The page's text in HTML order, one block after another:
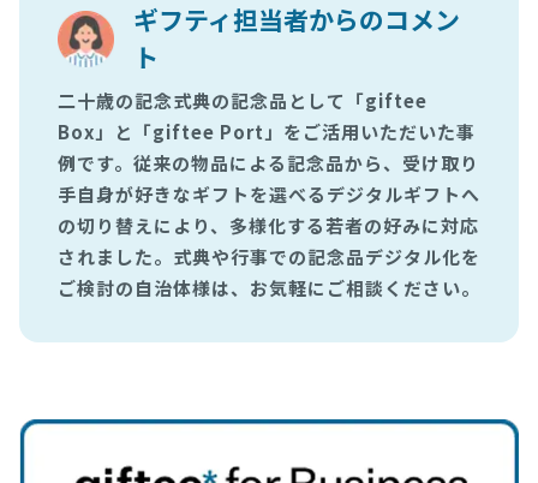
ギフティ担当者からのコメン
ト
二十歳の記念式典の記念品として「giftee
Box」と「giftee Port」をご活用いただいた事
例です。従来の物品による記念品から、受け取り
手自身が好きなギフトを選べるデジタルギフトへ
の切り替えにより、多様化する若者の好みに対応
されました。式典や行事での記念品デジタル化を
ご検討の自治体様は、お気軽にご相談ください。